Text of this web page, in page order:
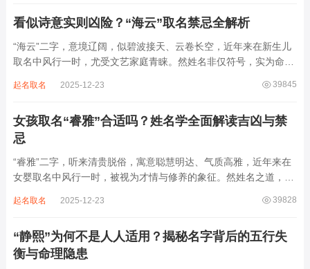
看似诗意实则凶险？“海云”取名禁忌全解析
“海云”二字，意境辽阔，似碧波接天、云卷长空，近年来在新生儿
取名中风行一时，尤受文艺家庭青睐。然姓名非仅符号，实为命局
滔天，木浮无根，阴气过重，易致意志不坚、事业漂泊、健康受
39845
起名取名 2025-12-23
女孩取名“睿雅”合适吗？姓名学全面解读吉凶与禁
忌
“睿雅”二字，听来清贵脱俗，寓意聪慧明达、气质高雅，近年来在
女婴取名中风行一时，被视为才情与修养的象征。然姓名之道，贵
增心力。细察“睿雅”之局，实藏金水成势、火土受制之患，若不顾
39828
起名取名 2025-12-23
“静熙”为何不是人人适用？揭秘名字背后的五行失
衡与命理隐患